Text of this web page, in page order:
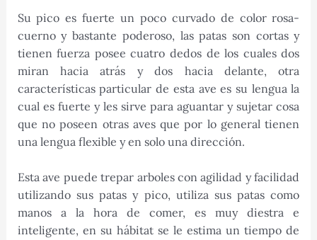
Su pico es fuerte un poco curvado de color rosa-
cuerno y bastante poderoso, las patas son cortas y
tienen fuerza posee cuatro dedos de los cuales dos
miran hacia atrás y dos hacia delante, otra
características particular de esta ave es su lengua la
cual es fuerte y les sirve para aguantar y sujetar cosa
que no poseen otras aves que por lo general tienen
una lengua flexible y en solo una dirección.
Esta ave puede trepar arboles con agilidad y facilidad
utilizando sus patas y pico, utiliza sus patas como
manos a la hora de comer, es muy diestra e
inteligente, en su hábitat se le estima un tiempo de